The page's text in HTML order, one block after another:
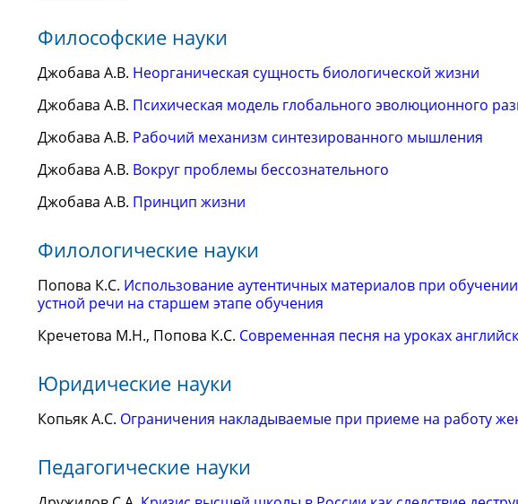
Философские науки
Джобава А.В. Неорганическая сущность биологической жизни
Джобава А.В. Психическая модель глобального эволюционного
Джобава А.В. Рабочий механизм синтезированного мышления
Джобава А.В. Вокруг проблемы бессознательного
Джобава А.В. Принцип жизни
Филологические науки
Попова К.С. Использование аутентичных материалов при
устной речи на старшем этапе обучения
Кречетова М.Н., Попова К.С. Современная песня на уроках
Юридические науки
Копьяк А.С. Ограничения накладываемые при приеме на работу
Педагогические науки